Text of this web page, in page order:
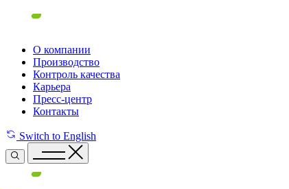
О компании
Производство
Контроль качества
Карьера
Пресс-центр
Контакты
Switch to English